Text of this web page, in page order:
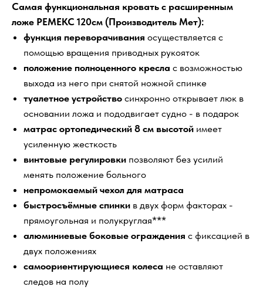
Самая функциональная кровать с расширенным
ложе РЕМЕКС 120см (Производитель Мет):
функция переворачивания осуществляется с
помощью вращения приводных рукояток
положение полноценного кресла с возможностью
выхода из него при снятой ножной спинке
туалетное устройство синхронно открывает люк в
основании ложа и пододвигает судно - в подарок
матрас ортопедический 8 см высотой имеет
усиленную жесткость
винтовые регулировки позволяют без усилий
менять положение больного
непромокаемый чехол для матраса
быстросъёмные спинки в двух форм факторах -
прямоугольная и полукруглая***
алюминиевые боковые ограждения с фиксацией в
двух положениях
самоориентирующиеся колеса не оставляют
следов на полу